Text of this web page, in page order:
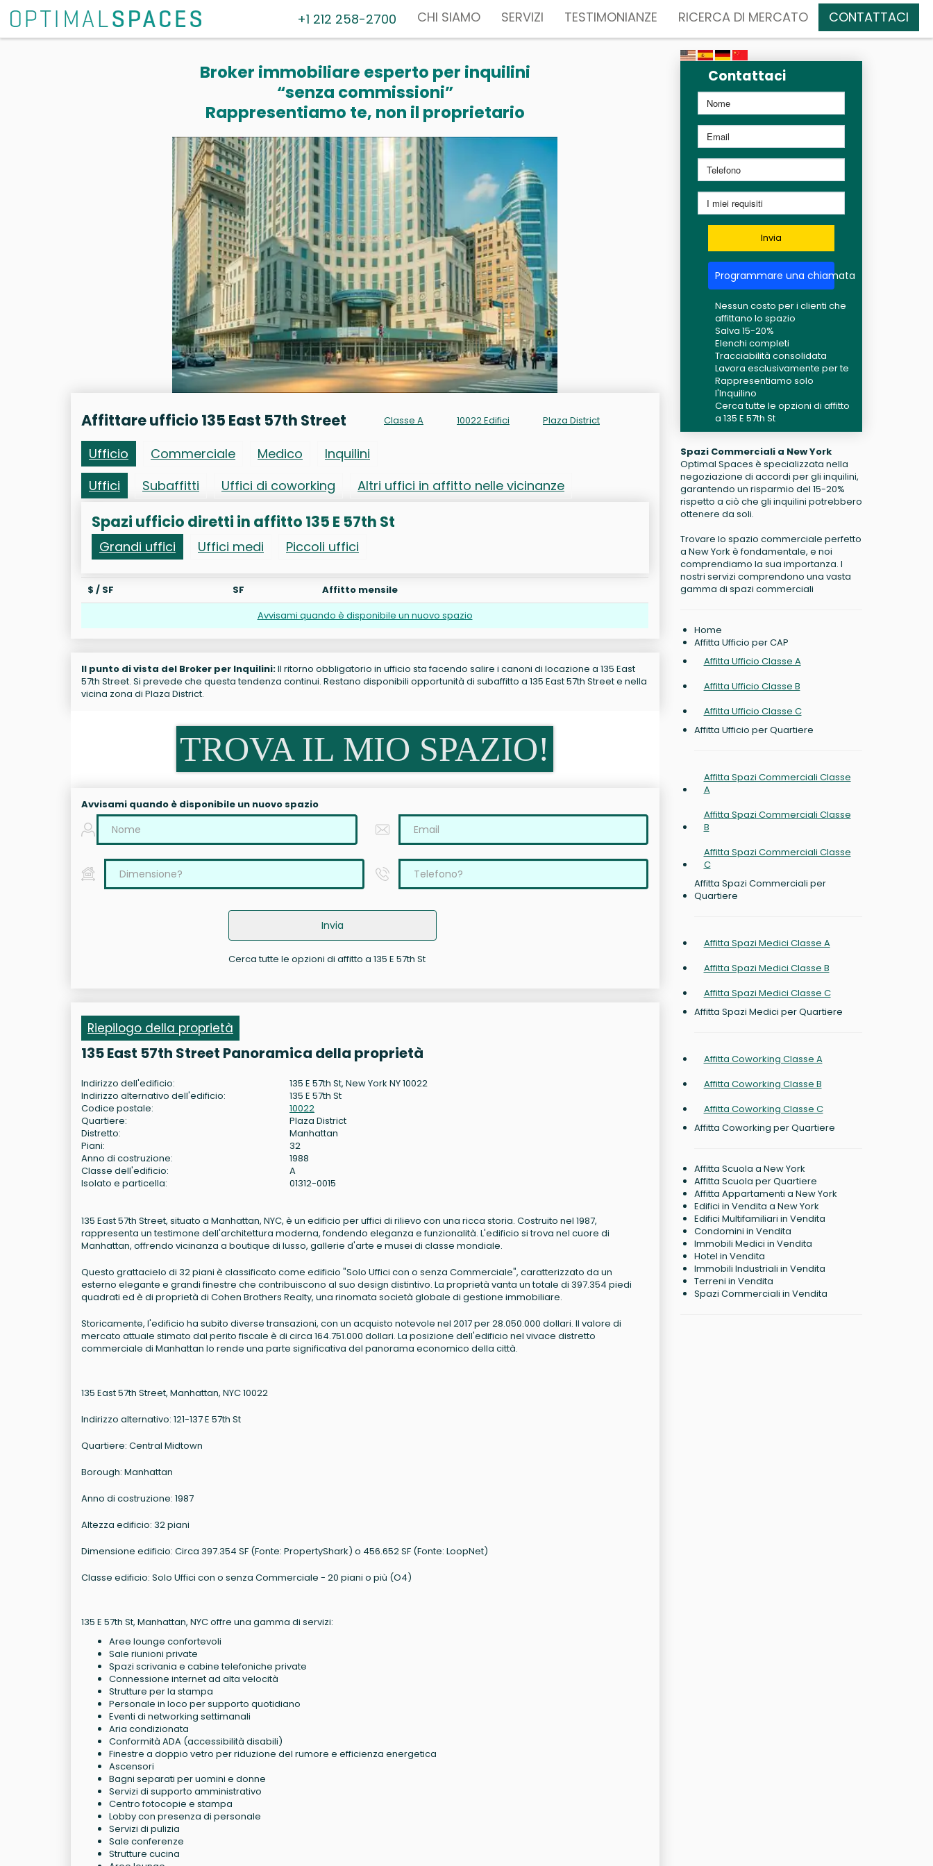
+1 212 258-2700 CHI SIAMO SERVIZI TESTIMONIANZE RICERCA DI MERCATO CONTATTACI
Broker immobiliare esperto per inquilini
“senza commissioni”
Rappresentiamo te, non il proprietario
Affittare ufficio 135 East 57th Street Classe A 10022 Edifici Plaza District
Ufficio Commerciale Medico
Inquilini
Uffici
Subaffitti Uffici di coworking Altri uffici in affitto nelle vicinanze
Spazi ufficio diretti in affitto 135 E 57th St
Grandi uffici Uffici medi Piccoli uffici
$ / SF SF
Affitto mensile
Avvisami quando è disponibile un nuovo spazio
Il punto di vista del Broker per Inquilini:Il ritorno obbligatorio in ufficio sta facendo salire i canoni di locazione a 135 East
57th Street. Si prevede che questa tendenza continui. Restano disponibili opportunità di subaffitto a 135 East 57th Street e nella
vicina zona di Plaza District.
TROVA IL MIO SPAZIO!
Avvisami quando è disponibile un nuovo spazio
Invia
Cerca tutte le opzioni di affitto a 135 E 57th St
Riepilogo della proprietà
135 East 57th Street Panoramica della proprietà
Indirizzo dell'edificio:
135 E 57th St, New York NY 10022
Indirizzo alternativo dell'edificio:
135 E 57th St
Codice postale:
10022
Quartiere:
Plaza District
Distretto:
Manhattan
Piani:
32
Anno di costruzione:
1988
Classe dell'edificio:
A
Isolato e particella:
01312-0015
135 East 57th Street, situato a Manhattan, NYC, è un edificio per uffici di rilievo con una ricca storia. Costruito nel 1987,
rappresenta un testimone dell'architettura moderna, fondendo eleganza e funzionalità. L'edificio si trova nel cuore di
Manhattan, offrendo vicinanza a boutique di lusso, gallerie d'arte e musei di classe mondiale.
Questo grattacielo di 32 piani è classificato come edificio "Solo Uffici con o senza Commerciale", caratterizzato da un
esterno elegante e grandi finestre che contribuiscono al suo design distintivo. La proprietà vanta un totale di 397.354 piedi
quadrati ed è di proprietà di Cohen Brothers Realty, una rinomata società globale di gestione immobiliare.
Storicamente, l'edificio ha subito diverse transazioni, con un acquisto notevole nel 2017 per 28.050.000 dollari. Il valore di
mercato attuale stimato dal perito fiscale è di circa 164.751.000 dollari. La posizione dell'edificio nel vivace distretto
commerciale di Manhattan lo rende una parte significativa del panorama economico della città.
135 East 57th Street, Manhattan, NYC 10022
Indirizzo alternativo: 121-137 E 57th St
Quartiere: Central Midtown
Borough: Manhattan
Anno di costruzione: 1987
Altezza edificio: 32 piani
Dimensione edificio: Circa 397.354 SF (Fonte: PropertyShark) o 456.652 SF (Fonte: LoopNet)
Classe edificio: Solo Uffici con o senza Commerciale - 20 piani o più (O4)
135 E 57th St, Manhattan, NYC offre una gamma di servizi:
Aree lounge confortevoli
Sale riunioni private
Spazi scrivania e cabine telefoniche private
Connessione internet ad alta velocità
Strutture per la stampa
Personale in loco per supporto quotidiano
Eventi di networking settimanali
Aria condizionata
Conformità ADA (accessibilità disabili)
Finestre a doppio vetro per riduzione del rumore e efficienza energetica
Ascensori
Bagni separati per uomini e donne
Servizi di supporto amministrativo
Centro fotocopie e stampa
Lobby con presenza di personale
Servizi di pulizia
Sale conferenze
Strutture cucina
Contattaci
Invia
Programmare una chiamata
Nessun costo per i clienti che
affittano lo spazio
Salva 15-20%
Elenchi completi
Tracciabilità consolidata
Lavora esclusivamente per te
Rappresentiamo solo
l'Inquilino
Cerca tutte le opzioni di affitto
a 135 E 57th St
Spazi Commerciali a New York
Optimal Spaces è specializzata nella
negoziazione di accordi per gli inquilini,
garantendo un risparmio del 15-20%
rispetto a ciò che gli inquilini potrebbero
ottenere da soli.
Trovare lo spazio commerciale perfetto
a New York è fondamentale, e noi
comprendiamo la sua importanza. I
nostri servizi comprendono una vasta
gamma di spazi commerciali
Home
Affitta Ufficio per CAP
Affitta Ufficio Classe A
Affitta Ufficio Classe B
Affitta Ufficio Classe C
Affitta Ufficio per Quartiere
Affitta Spazi Commerciali Classe
A
Affitta Spazi Commerciali Classe
B
Affitta Spazi Commerciali Classe
C
Affitta Spazi Commerciali per
Quartiere
Affitta Spazi Medici Classe A
Affitta Spazi Medici Classe B
Affitta Spazi Medici Classe C
Affitta Spazi Medici per Quartiere
Affitta Coworking Classe A
Affitta Coworking Classe B
Affitta Coworking Classe C
Affitta Coworking per Quartiere
Affitta Scuola a New York
Affitta Scuola per Quartiere
Affitta Appartamenti a New York
Edifici in Vendita a New York
Edifici Multifamiliari in Vendita
Condomini in Vendita
Immobili Medici in Vendita
Hotel in Vendita
Immobili Industriali in Vendita
Terreni in Vendita
Spazi Commerciali in Vendita